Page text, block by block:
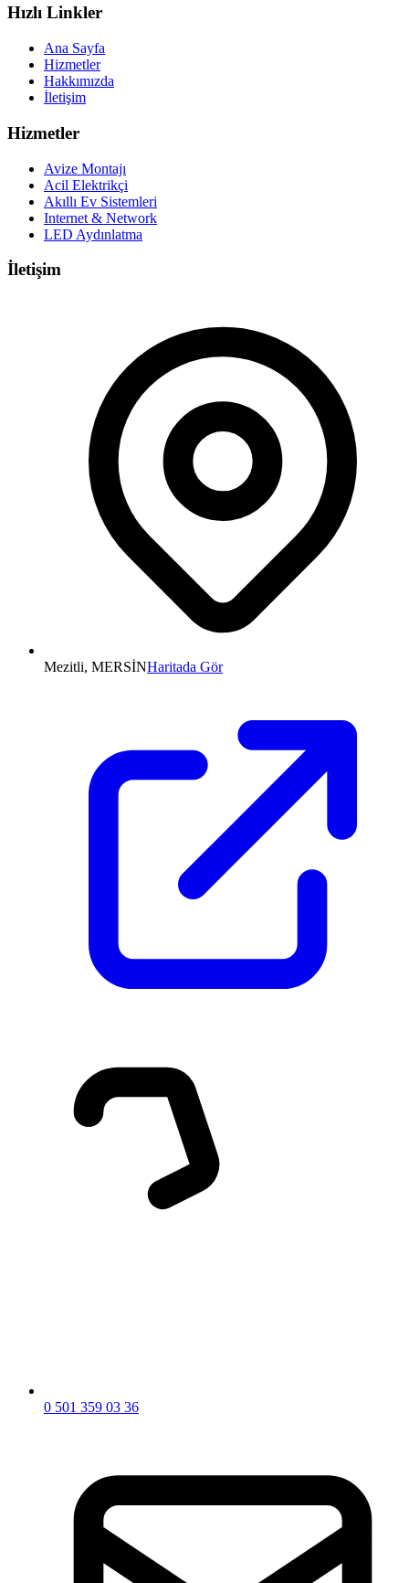
Hızlı Linkler
Ana Sayfa
Hizmetler
Hakkımızda
İletişim
Hizmetler
Avize Montajı
Acil Elektrikçi
Akıllı Ev Sistemleri
Internet & Network
LED Aydınlatma
İletişim
Mezitli, MERSİNHaritada Gör
0 501 359 03 36